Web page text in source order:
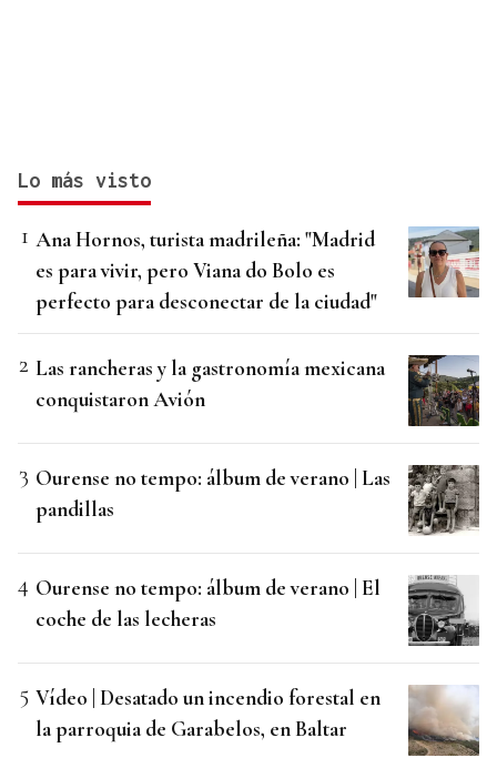
Lo más visto
Ana Hornos, turista madrileña: "Madrid
es para vivir, pero Viana do Bolo es
perfecto para desconectar de la ciudad"
Las rancheras y la gastronomía mexicana
conquistaron Avión
Ourense no tempo: álbum de verano | Las
pandillas
Ourense no tempo: álbum de verano | El
coche de las lecheras
Vídeo | Desatado un incendio forestal en
la parroquia de Garabelos, en Baltar